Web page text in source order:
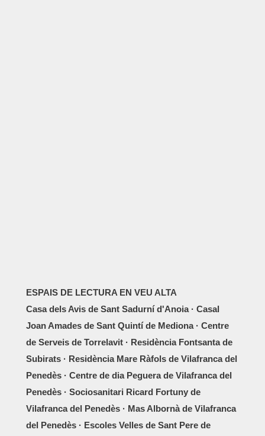
ESPAIS DE LECTURA EN VEU ALTA
Casa dels Avis de Sant Sadurní d'Anoia · Casal
Joan Amades de Sant Quintí de Mediona · Centre
de Serveis de Torrelavit · Residència Fontsanta de
Subirats · Residència Mare Ràfols de Vilafranca del
Penedès · Centre de dia Peguera de Vilafranca del
Penedès · Sociosanitari Ricard Fortuny de
Vilafranca del Penedès · Mas Albornà de Vilafranca
del Penedès · Escoles Velles de Sant Pere de